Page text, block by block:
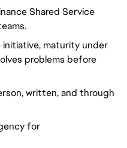
Shared Service
maturity under
problems before
written, and through
for